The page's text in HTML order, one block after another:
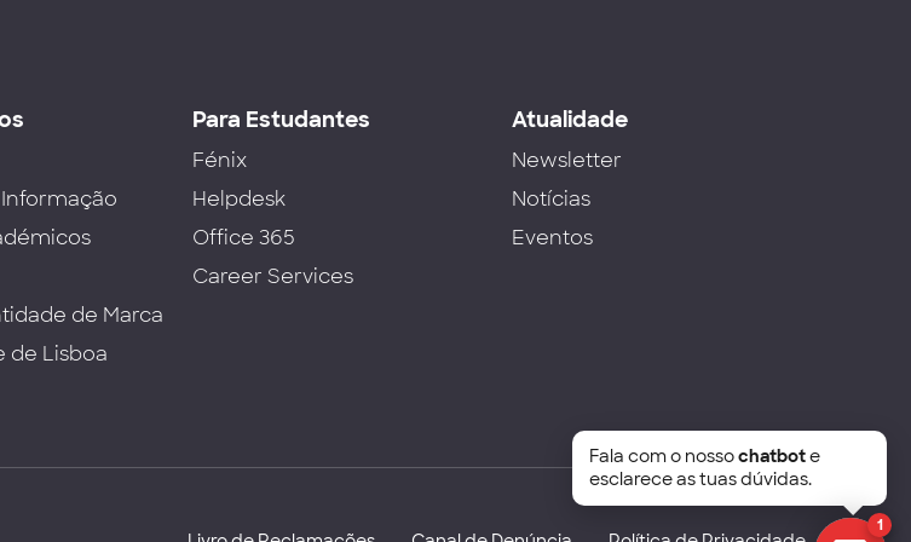
de Marca
de Lisboa
Para Estudantes
Fénix
Helpdesk
Office 365
Career Services
Atualidade
Newsletter
Notícias
Eventos
1
Fala com o nossochatbote
esclarece as tuas dúvidas.